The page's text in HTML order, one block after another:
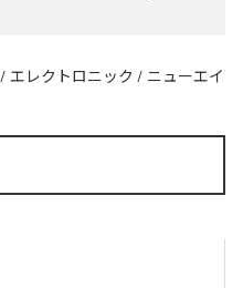
/ エレクトロニック / ニューエイ